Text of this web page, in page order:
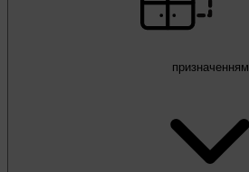
призначенням